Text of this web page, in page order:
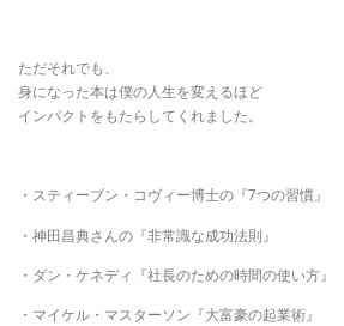
ただそれでも、
身になった本は僕の人生を変えるほど
インパクトをもたらしてくれました。
・スティーブン・コヴィー博士の『7つの習慣』
・神田昌典さんの『非常識な成功法則』
・ダン・ケネディ『社長のための時間の使い方』
・マイケル・マスターソン『大富豪の起業術』